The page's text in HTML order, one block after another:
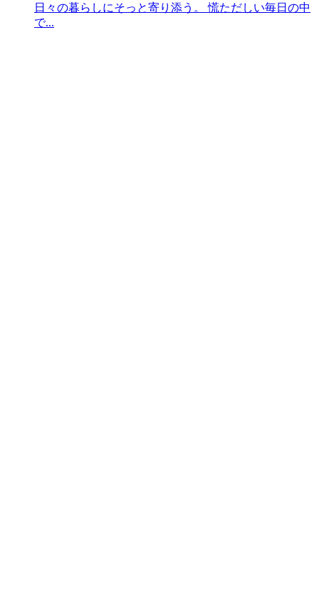
日々の暮らしにそっと寄り添う。 慌ただしい毎日の中
で...